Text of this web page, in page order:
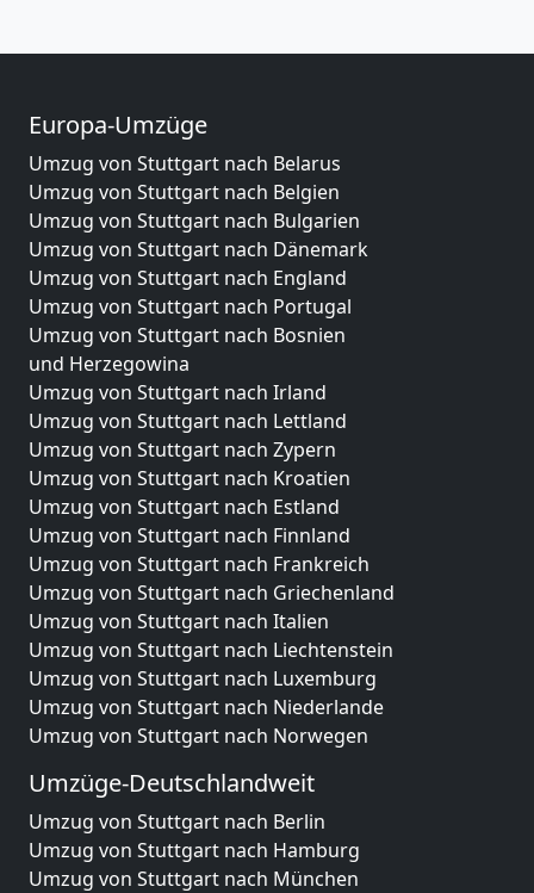
Europa-Umzüge
Umzug von Stuttgart nach Belarus
Umzug von Stuttgart nach Belgien
Umzug von Stuttgart nach Bulgarien
Umzug von Stuttgart nach Dänemark
Umzug von Stuttgart nach England
Umzug von Stuttgart nach Portugal
Umzug von Stuttgart nach Bosnien
und Herzegowina
Umzug von Stuttgart nach Irland
Umzug von Stuttgart nach Lettland
Umzug von Stuttgart nach Zypern
Umzug von Stuttgart nach Kroatien
Umzug von Stuttgart nach Estland
Umzug von Stuttgart nach Finnland
Umzug von Stuttgart nach Frankreich
Umzug von Stuttgart nach Griechenland
Umzug von Stuttgart nach Italien
Umzug von Stuttgart nach Liechtenstein
Umzug von Stuttgart nach Luxemburg
Umzug von Stuttgart nach Niederlande
Umzug von Stuttgart nach Norwegen
Umzüge-Deutschlandweit
Umzug von Stuttgart nach Berlin
Umzug von Stuttgart nach Hamburg
Umzug von Stuttgart nach München